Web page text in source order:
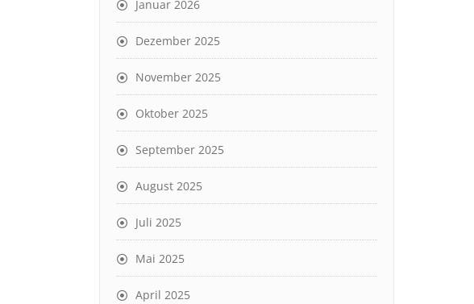
Januar 2026
Dezember 2025
November 2025
Oktober 2025
September 2025
August 2025
Juli 2025
Mai 2025
April 2025